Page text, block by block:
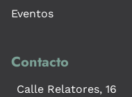
Eventos
Contacto
Calle Relatores, 16